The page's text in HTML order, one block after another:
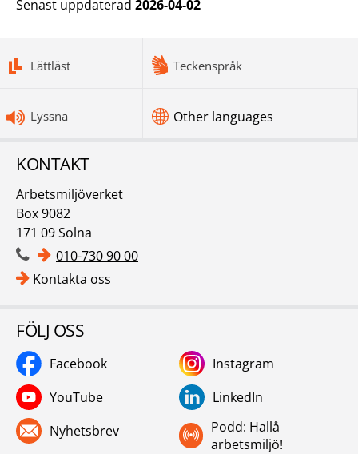
Senast uppdaterad 2026-04-02
Lättläst Teckenspråk
Lyssna Other languages
KONTAKT
Arbetsmiljöverket
Box 9082
171 09 Solna
010-730 90 00
Kontakta oss
FÖLJ OSS
Facebook
Instagram
YouTube
LinkedIn
Nyhetsbrev
Podd: Hallå
arbetsmiljö!